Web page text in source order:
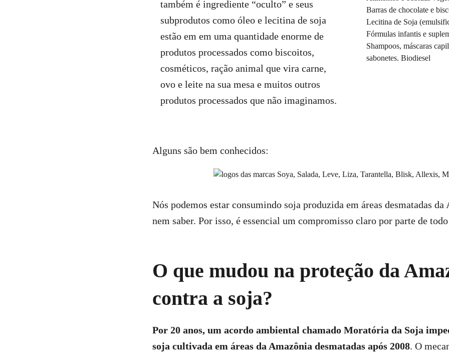
também é ingrediente “oculto” e seus
subprodutos como óleo e lecitina de soja
estão em em uma quantidade enorme de
produtos processados como biscoitos,
cosméticos, ração animal que vira carne,
ovo e leite na sua mesa e muitos outros
produtos processados que não imaginamos.
Alguns são bem conhecidos:
Nós podemos estar consumindo soja produzida em áreas desmatadas da
nem saber. Por isso, é essencial um compromisso claro por parte de
O que mudou na proteção da
contra a soja?
Por 20 anos, um acordo ambiental chamado Moratória da Soja
soja cultivada em áreas da Amazônia desmatadas após 2008. O